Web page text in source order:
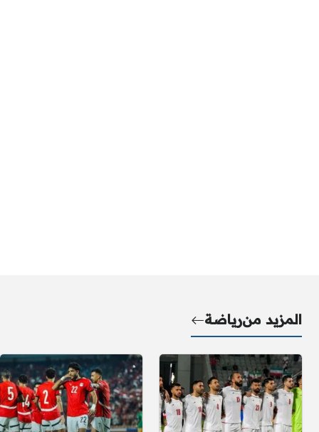
المزيد منرياضة